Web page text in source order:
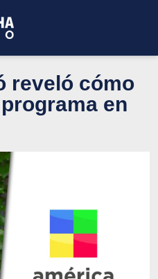
reveló cómo
en